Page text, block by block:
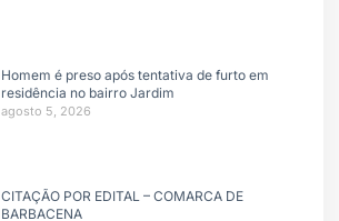
Homem é preso após tentativa de furto em
residência no bairro Jardim
agosto 5, 2026
CITAÇÃO POR EDITAL – COMARCA DE
BARBACENA